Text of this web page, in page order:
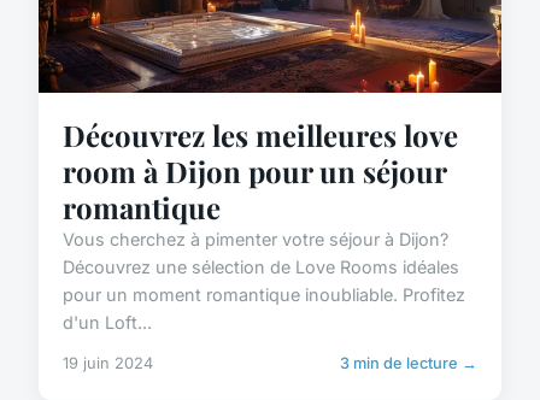
Découvrez les meilleures love
room à Dijon pour un séjour
romantique
Vous cherchez à pimenter votre séjour à Dijon?
Découvrez une sélection de Love Rooms idéales
pour un moment romantique inoubliable. Profitez
d'un Loft...
19 juin 2024 3 min de lecture →